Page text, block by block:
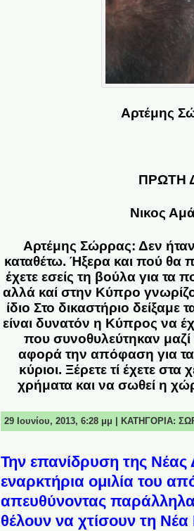
Αρτέμης
ΠΡΩΤΗ
Νικος
Αρτέμης Σώρρας: Δεν ήταν
καταθέτω. Ήξερα και πού θα
έχετε εσείς τη βούλα για τα
αλλά καί στην Κύπρο
ίδιο Στο δικαστήριο
είναι δυνατόν η Κύπρος να
που συνοθυλεύτηκαν
αφορά την απόφαση για τα
κύριοι. Ξέρετε τί έχετε
χρήματα και να σωθεί η
29 Ιουνίου, 2013, 6:28 μμ | ΚΑΤΗΓΟΡΙΑ:
Την επανίδρυση της
εναρκτήρια ομιλία του
απευθύνοντας
θέλουν να χτίσουν τη